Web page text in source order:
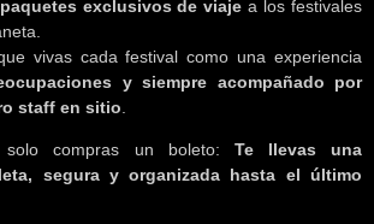
paquetes exclusivos de viajea los festivales
vivas cada festival como una experiencia
y siempre acompañado por
staff en sitio.
solo compras un boleto:Te llevas una
segura y organizada hasta el último